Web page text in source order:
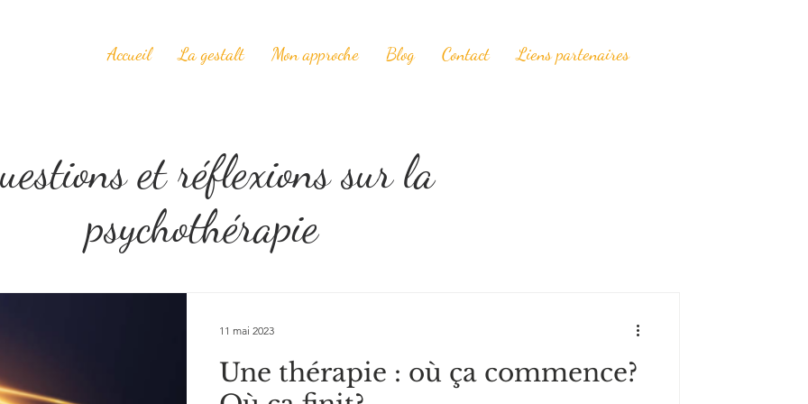
Accueil La gestalt Mon approche Blog Contact Liens partenaires
et réflexions sur la
psychothérapie
Une thérapie : où ça commence?
11 mai 2023